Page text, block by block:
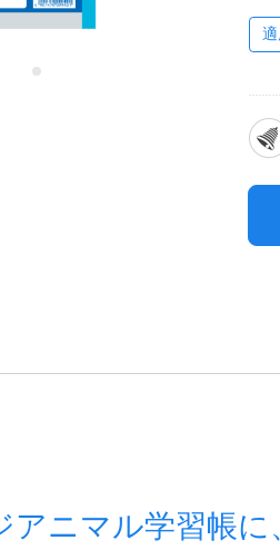
アニマル学習帳